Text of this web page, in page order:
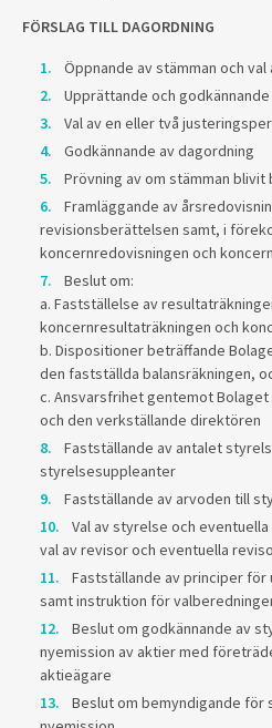
FÖRSLAG TILL DAGORDNING
Öppnande av stämman och
Upprättande och
Val av en eller två
Godkännande av dagordning
Prövning av om stämman blivit
Framläggande av
revisionsberättelsen samt, i
koncernredovisningen och
Beslut om:
a. Fastställelse av
koncernresultaträkningen och
b. Dispositioner beträffande
den fastställda balansräkningen,
c. Ansvarsfrihet gentemot
och den verkställande direktören
Fastställande av antalet
styrelsesuppleanter
Fastställande av arvoden till
Val av styrelse och
val av revisor och eventuella
Fastställande av principer
samt instruktion för
Beslut om godkännande av
nyemission av aktier med
aktieägare
Beslut om bemyndigande för